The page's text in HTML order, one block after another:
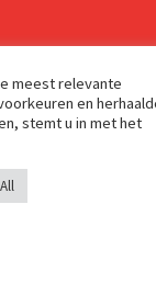
meest relevante
en
stemt u in met het